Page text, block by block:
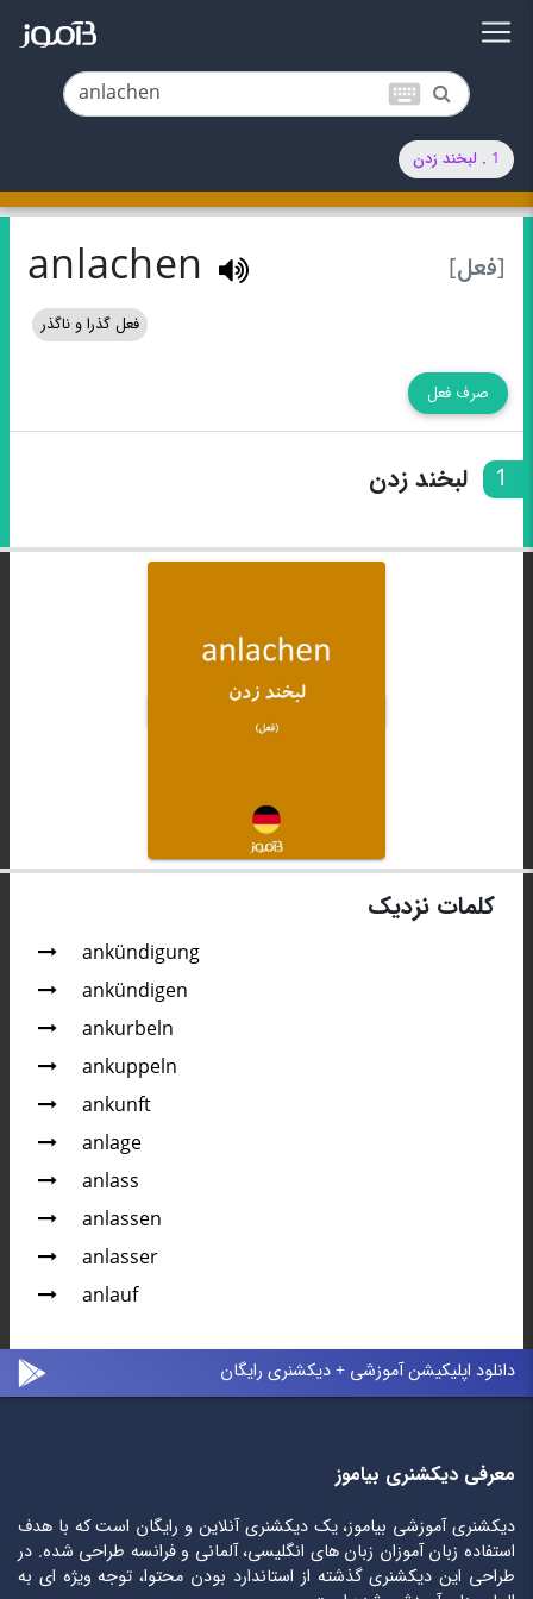
keyboard
1 . لبخند زدن
[فعل] anlachen
فعل گذرا و ناگذر
صرف فعل
1 لبخند زدن
کلمات نزدیک
ankündigung
ankündigen
ankurbeln
ankuppeln
ankunft
anlage
anlass
anlassen
anlasser
anlauf
دانلود اپلیکیشن آموزشی + دیکشنری رایگان
معرفی دیکشنری بیاموز
دیکشنری آموزشی بیاموز، یک دیکشنری آنلاین و رایگان است که با هدف
استفاده زبان آموزان زبان های انگلیسی، آلمانی و فرانسه طراحی شده. در
طراحی این دیکشنری گذشته از استاندارد بودن محتوا، توجه ویژه ای به